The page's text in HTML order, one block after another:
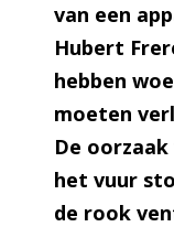
van een
Hubert
hebben
moeten
De
het vuur
de rook